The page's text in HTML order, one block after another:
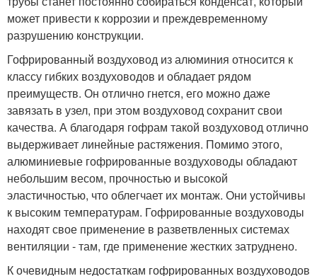
может привести к коррозии и преждевременному
разрушению конструкции.
Гофрированный воздуховод из алюминия относится к
классу гибких воздуховодов и обладает рядом
преимуществ. Он отлично гнется, его можно даже
завязать в узел, при этом воздуховод сохранит свои
качества. А благодаря гофрам такой воздуховод отлично
выдерживает линейные растяжения. Помимо этого,
алюминиевые гофрированные воздуховоды обладают
небольшим весом, прочностью и высокой
эластичностью, что облегчает их монтаж. Они устойчивы
к высоким температурам. Гофрированные воздуховоды
находят свое применение в разветвленных системах
вентиляции - там, где применение жестких затруднено.
К очевидным недостаткам гофрированных воздуховодов